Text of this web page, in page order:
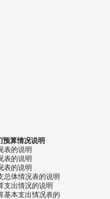
算情况说明
表的说明
表的说明
表的说明
总体情况表的说明
支出情况的说明
基本支出情况表的